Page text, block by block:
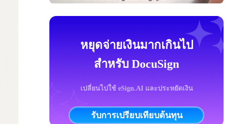
หยุดจ่ายเงินมากเกินไป
สำหรับ DocuSign
เปลี่ยนไปใช้ eSign.AI และประหยัดเงิน
รับการเปรียบเทียบต้นทุน